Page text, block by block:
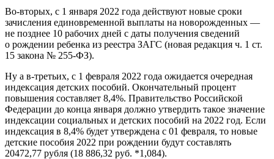
Во-вторых, с 1 января 2022 года действуют новые сроки
зачисления единовременной выплаты на новорожденных —
не позднее 10 рабочих дней с даты получения сведений
о рождении ребенка из реестра ЗАГС (новая редакция ч. 1 ст.
15 закона № 255-ФЗ).
Ну а в-третьих, с 1 февраля 2022 года ожидается очередная
индексация детских пособий. Окончательный процент
повышения составляет 8,4%. Правительство Российской
Федерации до конца января должно утвердить такое значение
индексации социальных и детских пособий на 2022 год. Если
индексация в 8,4% будет утверждена с 01 февраля, то новые
детские пособия 2022 при рождении будут составлять
20472,77 рубля (18 886,32 руб. *1,084).